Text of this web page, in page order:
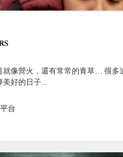
就像營火，還有常常的青草… 很多
美好的日子...
台